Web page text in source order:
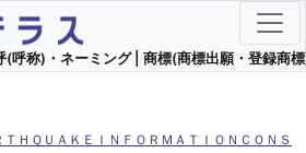
(呼称)・ネーミング | 商標(商標出願・登録商
ＨＱＵＡＫＥＩＮＦＯＲＭＡＴＩＯＮＣＯＮＳ